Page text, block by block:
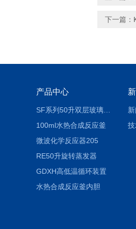
下一篇：
产品中心
SF系列50升双层玻璃反应釜
100ml水热合成反应釜
微波化学反应器205
RE50升旋转蒸发器
GDXH高低温循环装置
水热合成反应釜内胆